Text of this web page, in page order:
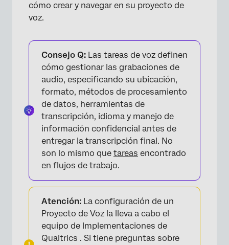
Colaborando en Proyectos de voz
cómo crear y navegar en su proyecto de
voz.
Consejo Q: Las tareas de voz definen
cómo gestionar las grabaciones de
audio, especificando su ubicación,
formato, métodos de procesamiento
de datos, herramientas de
transcripción, idioma y manejo de
información confidencial antes de
entregar la transcripción final. No
son lo mismo que tareas encontrado
en flujos de trabajo.
Atención: La configuración de un
Proyecto de Voz la lleva a cabo el
equipo de Implementaciones de
Qualtrics . Si tiene preguntas sobre